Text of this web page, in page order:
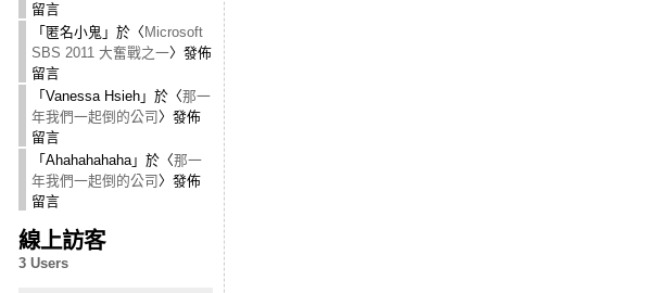
留言
「 匿名小鬼 」於〈 Microsoft
SBS 2011 大奮戰之一〉發佈
留言
「 Vanessa Hsieh」於〈那一
年我們一起倒的公司 〉發佈
留言
「 Ahahahahaha」於〈那一
年我們一起倒的公司 〉發佈
留言
線上訪客
3 Users